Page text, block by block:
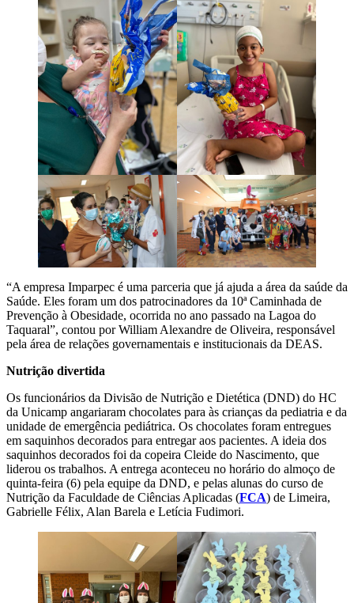
“A empresa Imparpec é uma parceria que já ajuda a área da saúde da
Saúde. Eles foram um dos patrocinadores da 10ª Caminhada de
Prevenção à Obesidade, ocorrida no ano passado na Lagoa do
Taquaral”, contou por William Alexandre de Oliveira, responsável
pela área de relações governamentais e institucionais da DEAS.
Nutrição divertida
Os funcionários da Divisão de Nutrição e Dietética (DND) do HC
da Unicamp angariaram chocolates para às crianças da pediatria e da
unidade de emergência pediátrica. Os chocolates foram entregues
em saquinhos decorados para entregar aos pacientes. A ideia dos
saquinhos decorados foi da copeira Cleide do Nascimento, que
liderou os trabalhos. A entrega aconteceu no horário do almoço de
quinta-feira (6) pela equipe da DND, e pelas alunas do curso de
Nutrição da Faculdade de Ciências Aplicadas (FCA) de Limeira,
Gabrielle Félix, Alan Barela e Letícia Fudimori.